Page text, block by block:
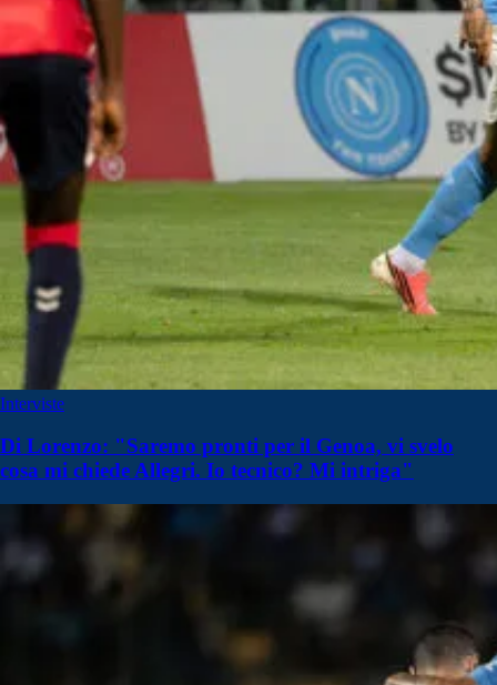
Interviste
Di Lorenzo: "Saremo pronti per il Genoa, vi svelo
cosa mi chiede Allegri. Io tecnico? Mi intriga"